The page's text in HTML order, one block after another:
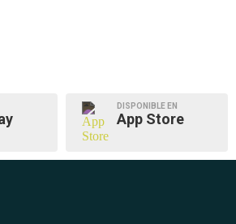
DISPONIBLE EN
App Store